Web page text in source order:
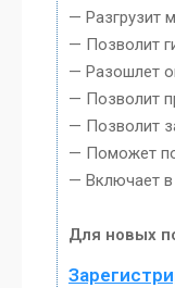
— Разгрузит
— Позволит
— Разошлет
— Позволит
— Позволит
— Поможет
— Включает в
Для новых